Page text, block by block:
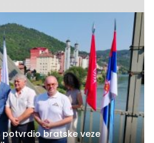
potvrdio bratske veze